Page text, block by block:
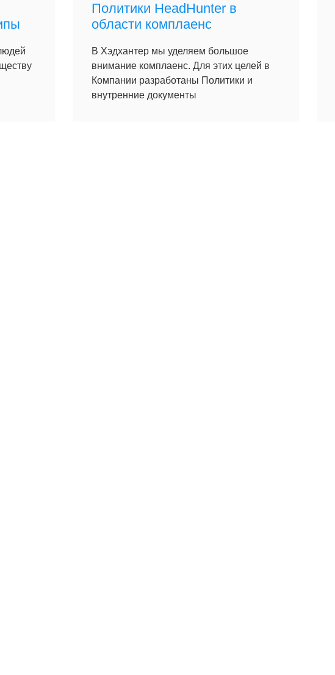
Политики HeadHunter в
области комплаенс
В Хэдхантер мы уделяем большое
внимание комплаенс. Для этих целей в
Компании разработаны Политики и
внутренние документы